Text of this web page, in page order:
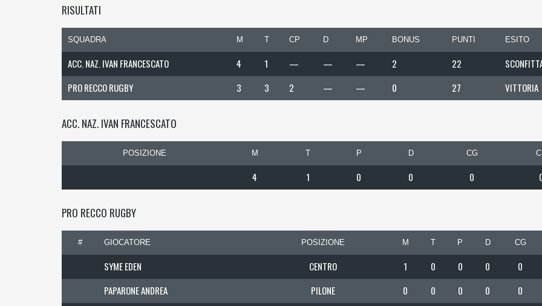
RISULTATI
SQUADRA M T CP D MP BONUS PUNTI ESITO
ACC. NAZ. IVAN FRANCESCATO 4 1 — — — 2 22
PRO RECCO RUGBY
3 3 2 — — 0 27 VITTORIA
ACC. NAZ. IVAN FRANCESCATO
POSIZIONE M T P D CG
4 1 0 0 0
PRO RECCO RUGBY
# GIOCATORE POSIZIONE M T P D CG
SYME EDEN CENTRO 1 0 0 0 0
PAPARONE ANDREA
PILONE 0 0 0 0 0